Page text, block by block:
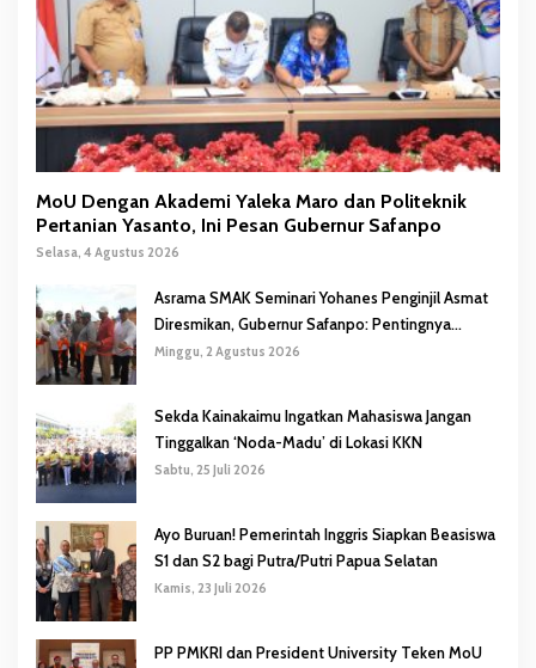
MoU Dengan Akademi Yaleka Maro dan Politeknik
Pertanian Yasanto, Ini Pesan Gubernur Safanpo
Selasa, 4 Agustus 2026
Asrama SMAK Seminari Yohanes Penginjil Asmat
Diresmikan, Gubernur Safanpo: Pentingnya
Pendidikan Karakter
Minggu, 2 Agustus 2026
Sekda Kainakaimu Ingatkan Mahasiswa Jangan
Tinggalkan ‘Noda-Madu’ di Lokasi KKN
Sabtu, 25 Juli 2026
Ayo Buruan! Pemerintah Inggris Siapkan Beasiswa
S1 dan S2 bagi Putra/Putri Papua Selatan
Kamis, 23 Juli 2026
PP PMKRI dan President University Teken MoU